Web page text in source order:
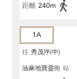
距離 240m
1A
往 秀茂坪(中)
油麻地寶靈街 站